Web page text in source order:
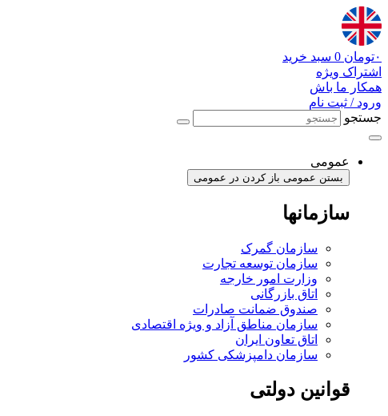
پرش
به
محتوا
۰تومان 0 سبد خرید
اشتراک ویژه
همکار ما باش
ورود / ثبت نام
جستجو
عمومی
بستن عمومی باز کردن در عمومی
سازمانها
سازمان گمرک
سازمان توسعه تجارت
وزارت امور خارجه
اتاق بازرگانی
صندوق ضمانت صادرات
سازمان مناطق آزاد و ویژه اقتصادی
اتاق تعاون ایران
سازمان دامپزشکی کشور
قوانین دولتی